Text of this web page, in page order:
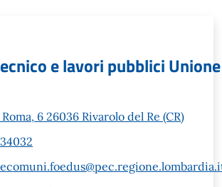
e lavori pubblici Unione
6 26036 Rivarolo del Re (CR)